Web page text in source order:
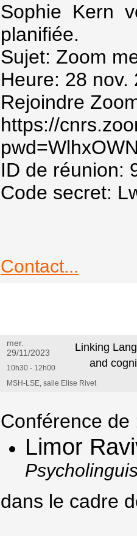
Sophie Kern
planifiée.
Sujet: Zoom
Heure: 28 nov.
Rejoindre
https://
ID de réunion:
Code secret:
Contact...
mer.
29/11/2023
Linking
and
10h30 - 12h00
MSH-LSE, salle Elise Rivet
Conférence de
Limor
dans le cadre